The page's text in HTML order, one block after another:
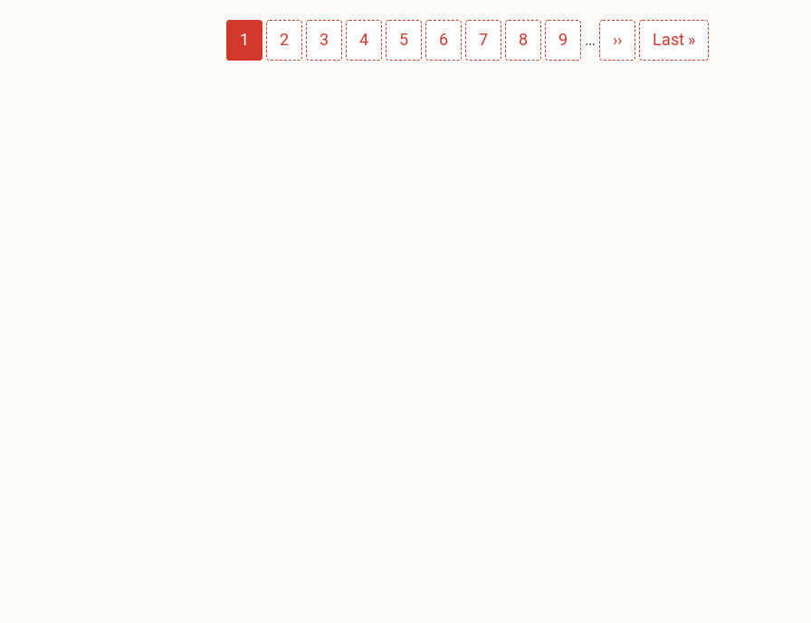
Page
1 Page
2 Page
3 Page
4 Page
5 Page
6 Page
7 Page
8 Page
9 …
Next
page
››
Last
page
Last »